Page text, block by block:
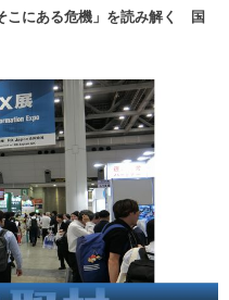
こにある危機」を読み解く 国